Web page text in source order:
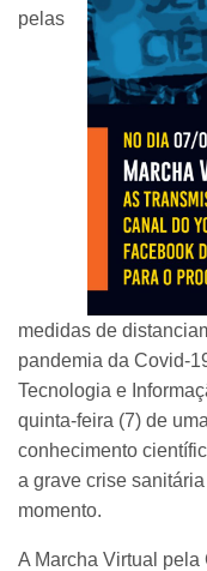
pelas
medidas de
pandemia da Covid-
Tecnologia e
quinta-feira (7) de
conhecimento
a grave crise
momento.
A Marcha Virtual